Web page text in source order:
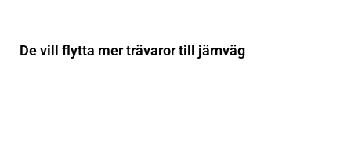
De vill flytta mer trävaror till järnväg